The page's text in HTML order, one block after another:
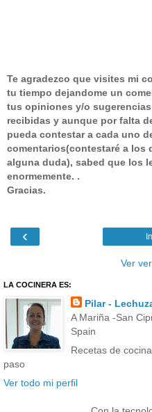
Te agradezco que visites mi
tu tiempo dejandome un
tus opiniones y/o
recibidas y aunque por falta
pueda contestar a cada uno
comentarios(contestaré a los
alguna duda), sabed que los
enormemente. .
Gracias.
‹
Ver
LA COCINERA ES:
Pilar -
A Mariña -San
Spain
Recetas de
paso
Ver todo mi perfil